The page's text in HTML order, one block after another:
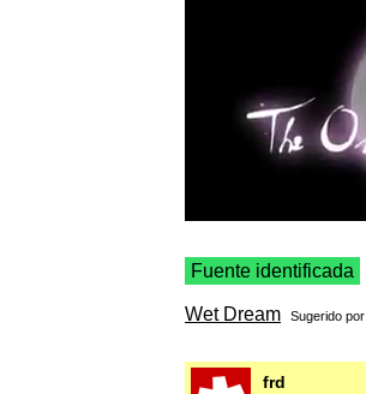
Fuente identificada
Wet Dream Sugerido por
frd